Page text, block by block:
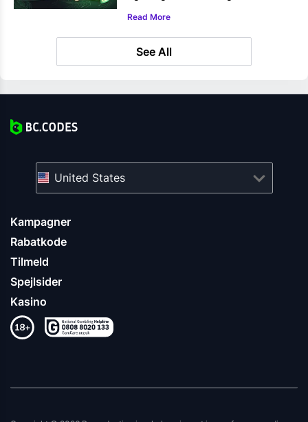
Read More
See All
Kampagner
Rabatkode
Tilmeld
Spejlsider
Kasino
United States